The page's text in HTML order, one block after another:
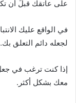
على عاتقك قبلَ أن
في الواقع عليك
لجعله دائم التعلق بك.
إذا كنت ترغب في
معك بشكل أكثر.